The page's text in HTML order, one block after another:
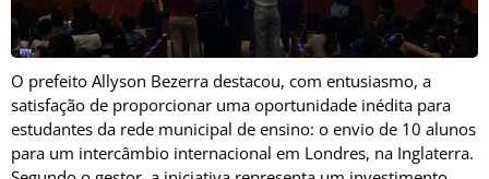
O prefeito Allyson Bezerra destacou, com entusiasmo, a
satisfação de proporcionar uma oportunidade inédita para
estudantes da rede municipal de ensino: o envio de 10 alunos
para um intercâmbio internacional em Londres, na Inglaterra.